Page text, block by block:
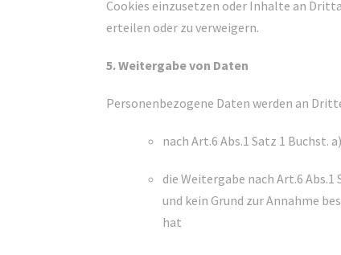
Cookies einzusetzen oder Inhalte an
erteilen oder zu verweigern.
5. Weitergabe von Daten
Personenbezogene Daten werden an
nach Art.6 Abs.1 Satz 1 Buchst.
die Weitergabe nach Art.6
und kein Grund zur Annahme
hat